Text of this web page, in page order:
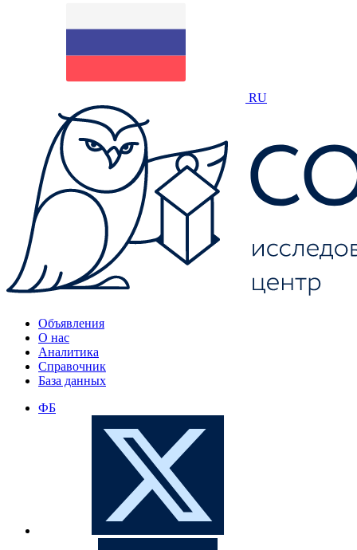
RU
Объявления
О нас
Аналитика
Справочник
База данных
ФБ